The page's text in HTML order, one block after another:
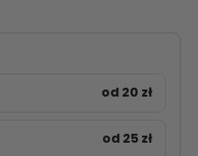
od 20 zł
od 25 zł